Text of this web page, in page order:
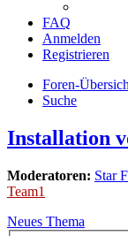
FAQ
Anmelden
Registrieren
Foren-
Suche
Installation
Moderatoren: Star
Team1
Neues Thema